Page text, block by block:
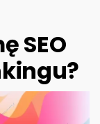
SEO